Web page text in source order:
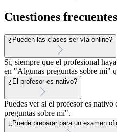
Cuestiones frecuentes
¿Pueden las clases ser vía online?
Sí, siempre que el profesional
en "Algunas preguntas sobre mí"
¿El profesor es nativo?
Puedes ver si el profesor es
preguntas sobre mí".
¿Puede preparar para un examen